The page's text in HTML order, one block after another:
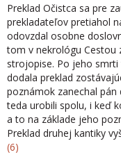
Preklad Očistca sa pre
prekladateľov pretiahol
odovzdal osobne
tom v nekrológu Cestou
strojopise. Po jeho smrti
dodala preklad
poznámok zanechal
teda urobili spolu, i keď
a to na základe jeho
Preklad druhej kantiky
(6)